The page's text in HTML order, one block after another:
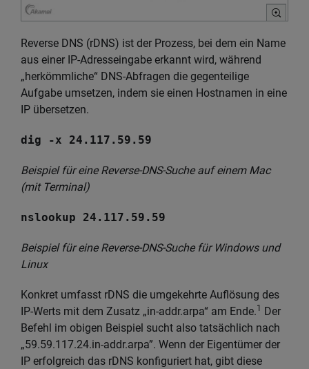
Reverse DNS (rDNS) ist der Prozess, bei dem ein Name
aus einer IP-Adresseingabe erkannt wird, während
„herkömmliche“ DNS-Abfragen die gegenteilige
Aufgabe umsetzen, indem sie einen Hostnamen in eine
IP übersetzen.
dig -x 24.117.59.59
Beispiel für eine Reverse-DNS-Suche auf einem Mac
(mit Terminal)
nslookup 24.117.59.59
Beispiel für eine Reverse-DNS-Suche für Windows und
Linux
Konkret umfasst rDNS die umgekehrte Auflösung des
IP-Werts mit dem Zusatz „in-addr.arpa“ am Ende.1
Der
Befehl im obigen Beispiel sucht also tatsächlich nach
„59.59.117.24.in-addr.arpa”. Wenn der Eigentümer der
IP erfolgreich das rDNS konfiguriert hat, gibt diese